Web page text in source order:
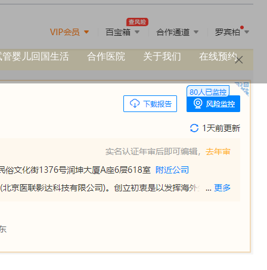
管婴儿回国生活 合作医院 关于我们 在线预约